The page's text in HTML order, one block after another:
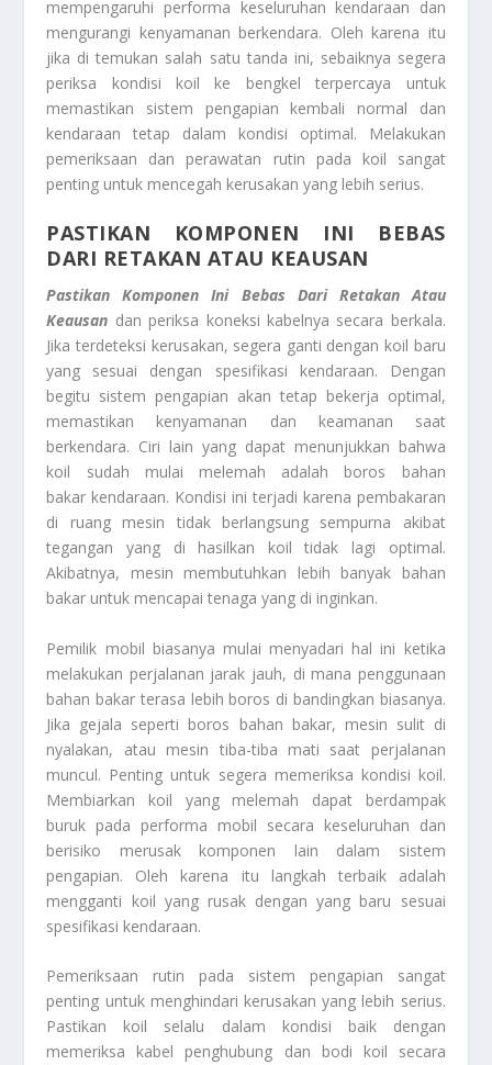
mempengaruhi performa keseluruhan kendaraan dan
mengurangi kenyamanan berkendara. Oleh karena itu
jika di temukan salah satu tanda ini, sebaiknya segera
periksa kondisi koil ke bengkel terpercaya untuk
memastikan sistem pengapian kembali normal dan
kendaraan tetap dalam kondisi optimal. Melakukan
pemeriksaan dan perawatan rutin pada koil sangat
penting untuk mencegah kerusakan yang lebih serius.
PASTIKAN KOMPONEN INI BEBAS
DARI RETAKAN ATAU KEAUSAN
Pastikan Komponen Ini Bebas Dari Retakan Atau
Keausan dan periksa koneksi kabelnya secara berkala.
Jika terdeteksi kerusakan, segera ganti dengan koil baru
yang sesuai dengan spesifikasi kendaraan. Dengan
begitu sistem pengapian akan tetap bekerja optimal,
memastikan kenyamanan dan keamanan saat
berkendara. Ciri lain yang dapat menunjukkan bahwa
koil sudah mulai melemah adalah boros bahan
bakar kendaraan. Kondisi ini terjadi karena pembakaran
di ruang mesin tidak berlangsung sempurna akibat
tegangan yang di hasilkan koil tidak lagi optimal.
Akibatnya, mesin membutuhkan lebih banyak bahan
bakar untuk mencapai tenaga yang di inginkan.
Pemilik mobil biasanya mulai menyadari hal ini ketika
melakukan perjalanan jarak jauh, di mana penggunaan
bahan bakar terasa lebih boros di bandingkan biasanya.
Jika gejala seperti boros bahan bakar, mesin sulit di
nyalakan, atau mesin tiba-tiba mati saat perjalanan
muncul. Penting untuk segera memeriksa kondisi koil.
Membiarkan koil yang melemah dapat berdampak
buruk pada performa mobil secara keseluruhan dan
berisiko merusak komponen lain dalam sistem
pengapian. Oleh karena itu langkah terbaik adalah
mengganti koil yang rusak dengan yang baru sesuai
spesifikasi kendaraan.
Pemeriksaan rutin pada sistem pengapian sangat
penting untuk menghindari kerusakan yang lebih serius.
Pastikan koil selalu dalam kondisi baik dengan
memeriksa kabel penghubung dan bodi koil secara